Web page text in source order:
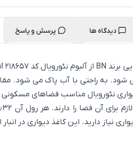
دیدگاه ها پرسش و پاسخ
به راحتی با آب پاک می شود.
نئورویال مناسب فضاهای مسکونی
نیاز دارید. این کاغذ دیواری در